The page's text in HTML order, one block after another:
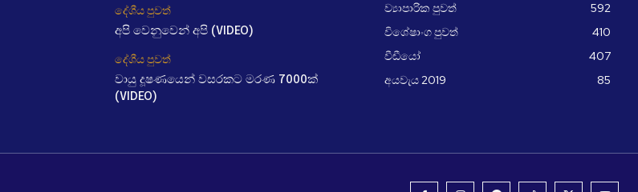
දේශීය පුවත්
අපි වෙනුවෙන් අපි (VIDEO)
දේශීය පුවත්
වායු දූෂණයෙන් වසරකට මරණ 7000ක්
(VIDEO)
ව්‍යාපාරික පුවත්
592
විශේෂාංග පුවත්
410
වීඩීයෝ
407
අයවැය 2019
85